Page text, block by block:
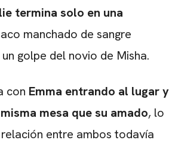
termina solo en una
manchado de sangre
golpe del novio de Misha.
con Emma entrando al lugar y
mesa que su amado, lo
entre ambos todavía